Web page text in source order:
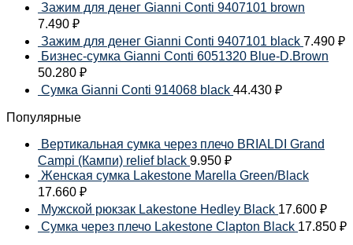
Зажим для денег Gianni Conti 9407101 brown
7.490 ₽
Зажим для денег Gianni Conti 9407101 black 7.490 ₽
Бизнес-сумка Gianni Conti 6051320 Blue-D.Brown
50.280 ₽
Сумка Gianni Conti 914068 black 44.430 ₽
Популярные
Вертикальная сумка через плечо BRIALDI Grand
Campi (Кампи) relief black 9.950 ₽
Женская сумка Lakestone Marella Green/Black
17.660 ₽
Мужской рюкзак Lakestone Hedley Black 17.600 ₽
Сумка через плечо Lakestone Clapton Black 17.850 ₽